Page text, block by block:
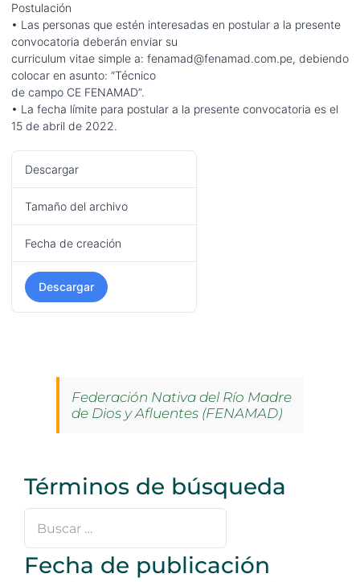
Postulación
• Las personas que estén interesadas en postular a la presente
convocatoria deberán enviar su
curriculum vitae simple a: fenamad@fenamad.com.pe, debiendo
colocar en asunto: “Técnico
de campo CE FENAMAD”.
• La fecha límite para postular a la presente convocatoria es el
15 de abril de 2022.
Descargar
Tamaño del archivo
Fecha de creación
Descargar
Federación Nativa del Río Madre
de Dios y Afluentes (FENAMAD)
Términos de búsqueda
Buscar
Fecha de publicación